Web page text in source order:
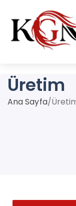
Üretim
Ana Sayfa/